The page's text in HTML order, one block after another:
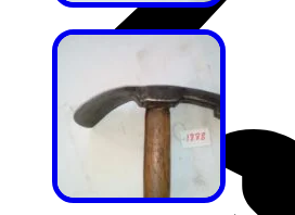
Fransız Çekiçleri